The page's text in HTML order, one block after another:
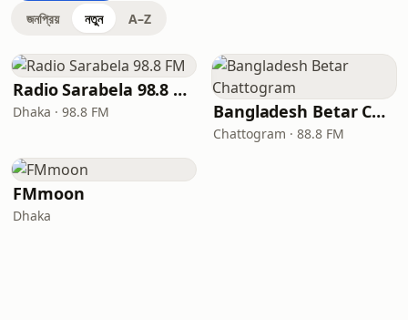
জনপ্রিয় নতুন A–Z
Radio Sarabela 98.8 FM
Dhaka · 98.8 FM Bangladesh Betar Chattogram
Chattogram · 88.8 FM
FMmoon
Dhaka